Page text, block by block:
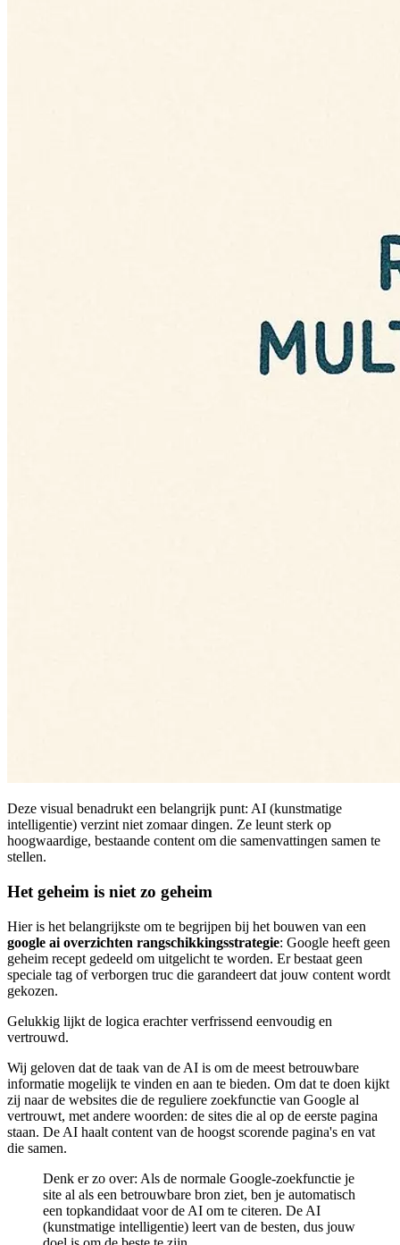
Deze visual benadrukt een belangrijk punt: AI (kunstmatige
intelligentie) verzint niet zomaar dingen. Ze leunt sterk op
hoogwaardige, bestaande content om die samenvattingen samen te
stellen.
Het geheim is niet zo geheim
Hier is het belangrijkste om te begrijpen bij het bouwen van een
google ai overzichten rangschikkingsstrategie: Google heeft geen
geheim recept gedeeld om uitgelicht te worden. Er bestaat geen
speciale tag of verborgen truc die garandeert dat jouw content wordt
gekozen.
Gelukkig lijkt de logica erachter verfrissend eenvoudig en
vertrouwd.
Wij geloven dat de taak van de AI is om de meest betrouwbare
informatie mogelijk te vinden en aan te bieden. Om dat te doen kijkt
zij naar de websites die de reguliere zoekfunctie van Google al
vertrouwt, met andere woorden: de sites die al op de eerste pagina
staan. De AI haalt content van de hoogst scorende pagina's en vat
die samen.
Denk er zo over: Als de normale Google-zoekfunctie je
site al als een betrouwbare bron ziet, ben je automatisch
een topkandidaat voor de AI om te citeren. De AI
(kunstmatige intelligentie) leert van de besten, dus jouw